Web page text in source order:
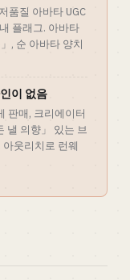
품질 아바타 UGC
플래그. 아바타
, 순 아바타 양치
이 없음
판매, 크리에이터
낼 의향」 있는 브
웃리치로 런웨